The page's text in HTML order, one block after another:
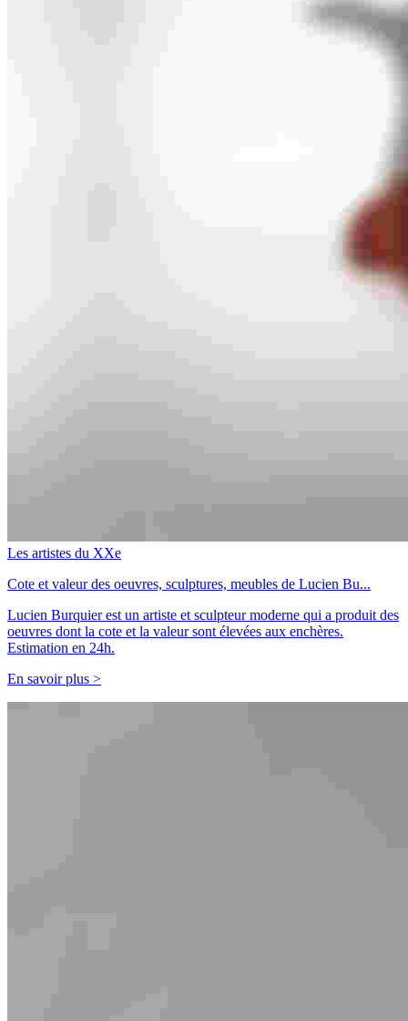
Les artistes du XXe
Cote et valeur des oeuvres, sculptures, meubles de Lucien Bu...
Lucien Burquier est un artiste et sculpteur moderne qui a produit des
oeuvres dont la cote et la valeur sont élevées aux enchères.
Estimation en 24h.
En savoir plus >